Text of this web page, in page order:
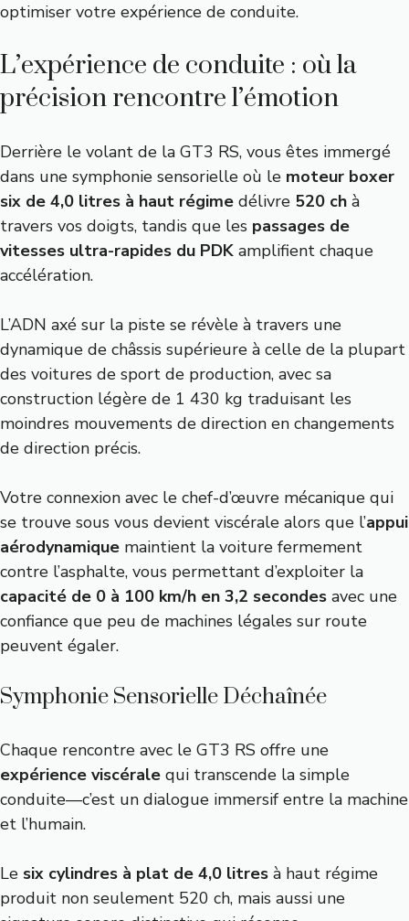
optimiser votre expérience de conduite.
L’expérience de conduite : où la
précision rencontre l’émotion
Derrière le volant de la GT3 RS, vous êtes immergé
dans une symphonie sensorielle où le moteur boxer
six de 4,0 litres à haut régime délivre 520 ch à
travers vos doigts, tandis que les passages de
vitesses ultra-rapides du PDK amplifient chaque
accélération.
L’ADN axé sur la piste se révèle à travers une
dynamique de châssis supérieure à celle de la plupart
des voitures de sport de production, avec sa
construction légère de 1 430 kg traduisant les
moindres mouvements de direction en changements
de direction précis.
Votre connexion avec le chef-d’œuvre mécanique qui
se trouve sous vous devient viscérale alors que l’appui
aérodynamique maintient la voiture fermement
contre l’asphalte, vous permettant d’exploiter la
capacité de 0 à 100 km/h en 3,2 secondes avec une
confiance que peu de machines légales sur route
peuvent égaler.
Symphonie Sensorielle Déchaînée
Chaque rencontre avec le GT3 RS offre une
expérience viscérale qui transcende la simple
conduite—c’est un dialogue immersif entre la machine
et l’humain.
Le six cylindres à plat de 4,0 litres à haut régime
produit non seulement 520 ch, mais aussi une